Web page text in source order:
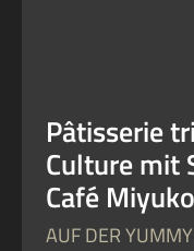
Pâtisserie
Culture mit
Café Miyuko
AUF DER